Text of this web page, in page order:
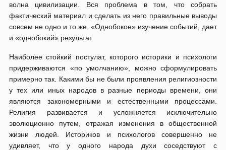
волна цивилизации. Вся проблема в том, что собрать
фактический материал и сделать из него правильные выводы
совсем не одно и то же. «Однобокое» изучение событий, дает
и «однобокий» результат.
Наиболее стойкий постулат, которого историки и психологи
придерживаются «по умолчанию», можно сформулировать
примерно так. Какими бы не были проявления религиозности
у тех или иных народов в разные периоды времени, они
являются закономерными и естественными процессами.
Религия развивается и усложняется исключительно
эволюционно путем, отражая изменения в общественной
жизни людей. Историков и психологов совершенно не
удивляет, что у одного народа духи соседствуют с